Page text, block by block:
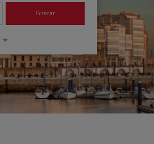
Buscar